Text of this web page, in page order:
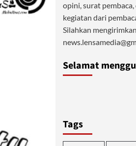
opini, surat
kegiatan dari
Silahkan
Selamat
Tags